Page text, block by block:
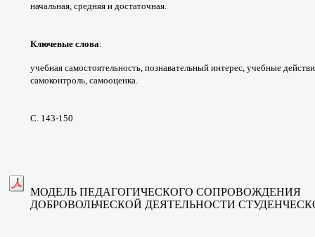
начальная, средняя и достаточная.
Ключевые слова:
учебная самостоятельность, познавательный интерес, учебные
самоконтроль, самооценка.
С. 143-150
МОДЕЛЬ ПЕДАГОГИЧЕСКОГО СОПРОВОЖДЕНИЯ
ДОБРОВОЛЬЧЕСКОЙ ДЕЯТЕЛЬНОСТИ